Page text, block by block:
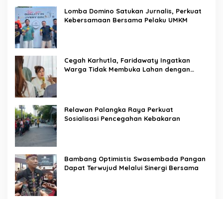
Lomba Domino Satukan Jurnalis, Perkuat
Kebersamaan Bersama Pelaku UMKM
Cegah Karhutla, Faridawaty Ingatkan
Warga Tidak Membuka Lahan dengan
Relawan Palangka Raya Perkuat
Sosialisasi Pencegahan Kebakaran
Bambang Optimistis Swasembada Pangan
Dapat Terwujud Melalui Sinergi Bersama